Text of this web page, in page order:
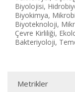
Biyolojisi,
Biyokimya,
Biyoteknoloji,
Çevre Kirliliği,
Bakteriyoloji,
Metrikler